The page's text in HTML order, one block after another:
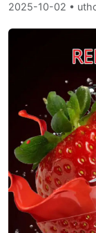
2025-10-02 •